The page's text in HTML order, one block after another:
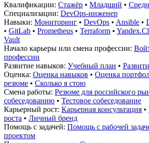
Квалификации: Стажёр • Младший •
Специализации: DevOps-инженер
Навыки: Мониторинг • DevOps • Ansible •
• GitLab • Prometheus • Terraform •
Vault
Начало карьеры или смена профессии:
профессии
Развитие навыков: Учебный план •
Оценка: Оценка навыков • Оценка
резюме • Сколько я стою
Смена работы: Резюме для российского
собеседованию • Тестовое собеседование
Карьерный рост: Карьерная консультация •
роста • Личный бренд
Помощь с задачей: Помощь с рабочей
проектом